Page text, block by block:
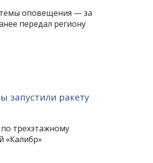
оповещения — за
передал региону
запустили ракету
трехэтажному
«Калибр»